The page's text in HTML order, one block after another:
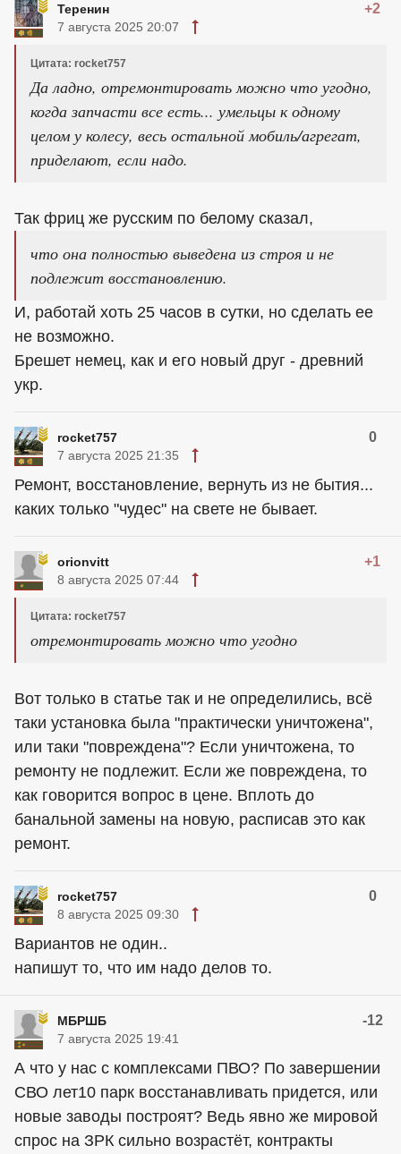
Теренин +2
7 августа 2025 20:07
Цитата: rocket757
Да ладно, отремонтировать можно что угодно,
когда запчасти все есть... умельцы к одному
целом у колесу, весь остальной мобиль/агрегат,
приделают, если надо.
Так фриц же русским по белому сказал,
что она полностью выведена из строя и не
подлежит восстановлению.
И, работай хоть 25 часов в сутки, но сделать ее
не возможно.
Брешет немец, как и его новый друг - древний
укр.
rocket757 0
7 августа 2025 21:35
Ремонт, восстановление, вернуть из не бытия...
каких только "чудес" на свете не бывает.
orionvitt +1
8 августа 2025 07:44
Цитата: rocket757
отремонтировать можно что угодно
Вот только в статье так и не определились, всё
таки установка была "практически уничтожена",
или таки "повреждена"? Если уничтожена, то
ремонту не подлежит. Если же повреждена, то
как говорится вопрос в цене. Вплоть до
банальной замены на новую, расписав это как
ремонт.
rocket757 0
8 августа 2025 09:30
Вариантов не один..
напишут то, что им надо делов то.
МБРШБ -12
7 августа 2025 19:41
А что у нас с комплексами ПВО? По завершении
СВО лет10 парк восстанавливать придется, или
новые заводы построят? Ведь явно же мировой
спрос на ЗРК сильно возрастёт, контракты